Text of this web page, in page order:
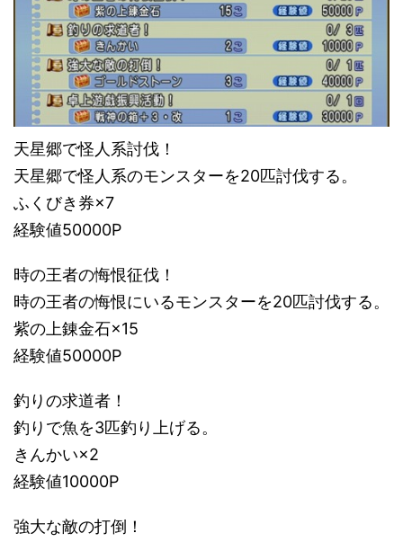
天星郷で怪人系討伐！
天星郷で怪人系のモンスターを20匹討伐する。
ふくびき券×7
経験値50000P
時の王者の悔恨征伐！
時の王者の悔恨にいるモンスターを20匹討伐する。
紫の上錬金石×15
経験値50000P
釣りの求道者！
釣りで魚を3匹釣り上げる。
きんかい×2
経験値10000P
強大な敵の打倒！